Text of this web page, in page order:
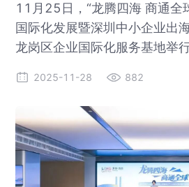
11月25日，“龙腾四海 商通全
国际化发展暨深圳中小企业出
龙岗区企业国际化服务基地举行
2025-11-28 882